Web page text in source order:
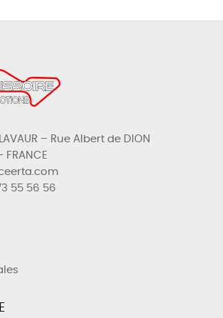
– Rue Albert de DION
FRANCE
55 56 56